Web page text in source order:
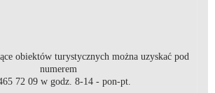
obiektów turystycznych można uzyskać pod
numerem
72 09 w godz. 8-14 - pon-pt.